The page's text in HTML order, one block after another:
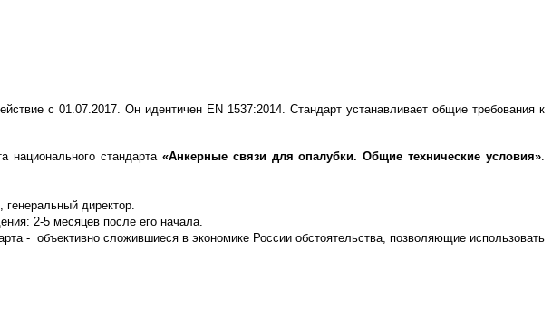
с 01.07.2017. Он идентичен EN 1537:2014. Стандарт устанавливает общие требования к
национального стандарта «Анкерные связи для опалубки. Общие технические условия».
директор.
2-5 месяцев после его начала.
- объективно сложившиеся в экономике России обстоятельства, позволяющие использовать